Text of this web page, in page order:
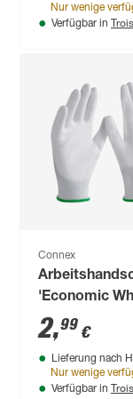
Nur wenige
Verfügbar in
Connex
'Economic
weiß Größe 8/
2,99 €
Lieferung nach
Nur wenige
Verfügbar in